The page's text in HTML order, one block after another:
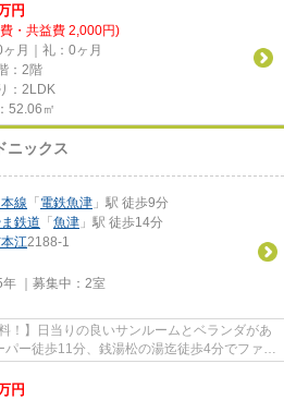
円
・共益費 2,000円)
ヶ月｜礼：0ヶ月
：2階
：2LDK
52.06㎡
ニックス
線 「 電鉄魚津 」駅 徒歩9分
鉄道 「 魚津 」駅 徒歩14分
本江2188-1
｜募集中： 2室
！】日当りの良いサンルームとベランダがあ
ー徒歩11分、銭湯松の湯迄徒歩4分でファミ
円